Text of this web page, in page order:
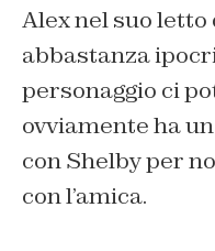
Alex nel suo letto
abbastanza
personaggio ci
ovviamente ha
con Shelby per
con l’amica.